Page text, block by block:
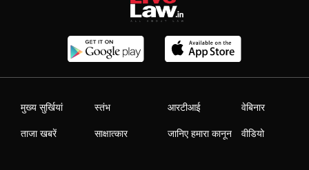
मुख्य सुर्खियां
ताजा खबरें
स्तंभ
साक्षात्कार
आरटीआई
जानिए हमारा कानून
वेबिनार
वीडियो